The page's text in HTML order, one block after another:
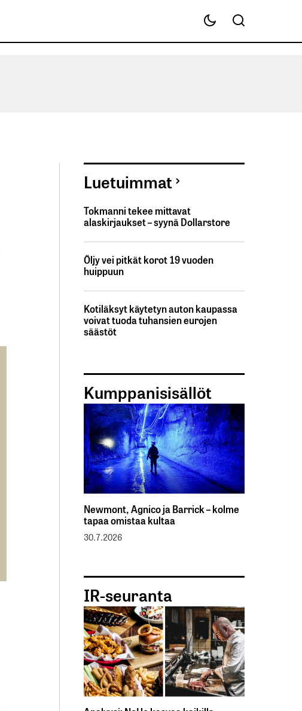
Luetuimmat
Tokmanni tekee mittavat
alaskirjaukset – syynä Dollarstore
Öljy vei pitkät korot 19 vuoden
huippuun
Kotiläksyt käytetyn auton kaupassa
voivat tuoda tuhansien eurojen
säästöt
Kumppanisisällöt
Newmont, Agnico ja Barrick – kolme
tapaa omistaa kultaa
30.7.2026
IR-seuranta